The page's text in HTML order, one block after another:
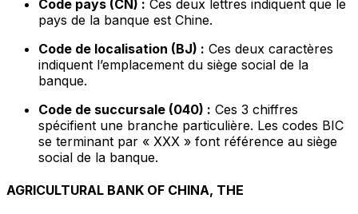
Code pays (CN) : Ces deux lettres indiquent que le
pays de la banque est Chine.
Code de localisation (BJ) : Ces deux caractères
indiquent l’emplacement du siège social de la
banque.
Code de succursale (040) : Ces 3 chiffres
spécifient une branche particulière. Les codes BIC
se terminant par « XXX » font référence au siège
social de la banque.
AGRICULTURAL BANK OF CHINA, THE